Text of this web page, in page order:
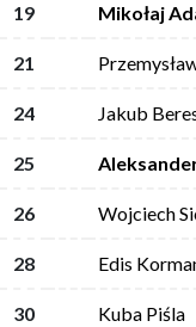
19 Mikołaj
21
24 Jakub
25
26 Wojciech
28 Edis
30 Kuba Piśla
19 Mikołaj
21
24 Jakub
25
26 Wojciech
28 Edis
30 Kuba Piśla